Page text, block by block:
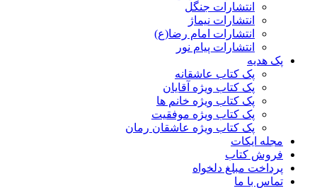
انتشارات جنگل
انتشارات نیماژ
انتشارات امام رضا(ع)
انتشارات پیام نور
پک هدیه
پک کتاب عاشقانه
پک کتاب ویژه آقایان
پک کتاب ویژه خانم ها
پک کتاب ویژه موفقیت
پک کتاب ویژه عاشقان رمان
مجله ایکات
فروش کتاب
پرداخت مبلغ دلخواه
تماس با ما